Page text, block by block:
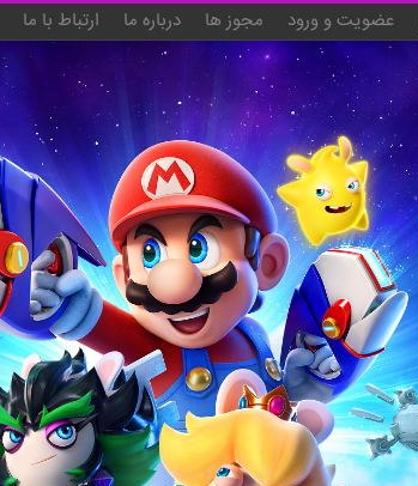
عضویت و ورود مجوز ها درباره ما ارتباط با ما